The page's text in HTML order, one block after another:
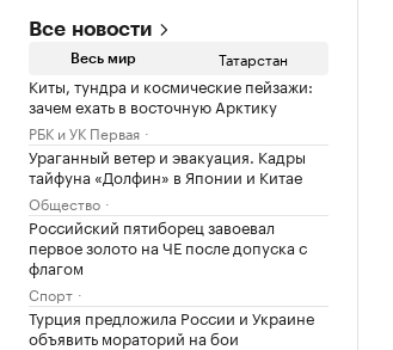
Все новости
Весь мир Татарстан
Киты, тундра и космические пейзажи:
зачем ехать в восточную Арктику
РБК и УК Первая
Ураганный ветер и эвакуация. Кадры
тайфуна «Долфин» в Японии и Китае
Общество
Российский пятиборец завоевал
первое золото на ЧЕ после допуска с
флагом
Спорт
Турция предложила России и Украине
объявить мораторий на бои